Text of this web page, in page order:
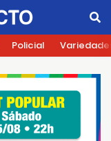
Policial